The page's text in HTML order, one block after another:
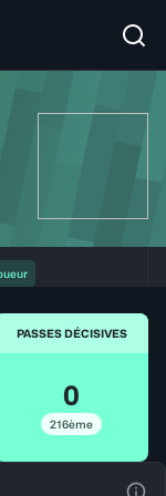
PASSES DÉCISIVES
0
216ème